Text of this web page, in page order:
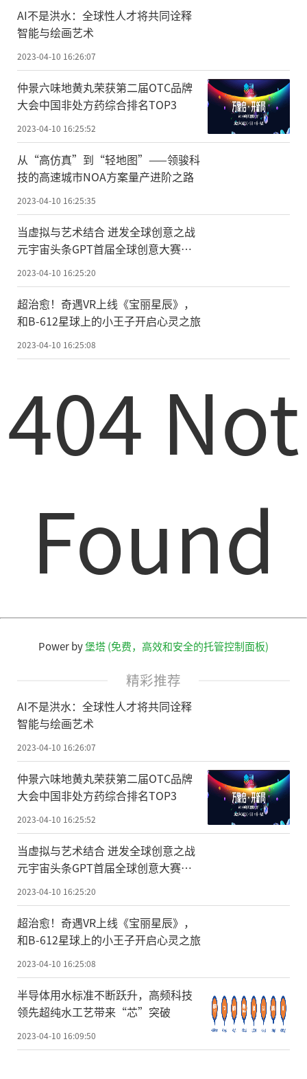
AI不是洪水：全球性人才将共同诠释
智能与绘画艺术
2023-04-10 16:26:07
仲景六味地黄丸荣获第二届OTC品牌
大会中国非处方药综合排名TOP3
2023-04-10 16:25:52
从“高仿真”到“轻地图”——领骏科
技的高速城市NOA方案量产进阶之路
2023-04-10 16:25:35
当虚拟与艺术结合 迸发全球创意之战
元宇宙头条GPT首届全球创意大赛已
经开赛
2023-04-10 16:25:20
超治愈！奇遇VR上线《宝丽星辰》，
和B-612星球上的小王子开启心灵之旅
2023-04-10 16:25:08
404 Not
Found
Power by堡塔 (免费，高效和安全的托管控制面板)
精彩推荐
AI不是洪水：全球性人才将共同诠释
智能与绘画艺术
2023-04-10 16:26:07
仲景六味地黄丸荣获第二届OTC品牌
大会中国非处方药综合排名TOP3
2023-04-10 16:25:52
当虚拟与艺术结合 迸发全球创意之战
元宇宙头条GPT首届全球创意大赛已
经开赛
2023-04-10 16:25:20
超治愈！奇遇VR上线《宝丽星辰》，
和B-612星球上的小王子开启心灵之旅
2023-04-10 16:25:08
半导体用水标准不断跃升，高频科技
领先超纯水工艺带来“芯”突破
2023-04-10 16:09:50